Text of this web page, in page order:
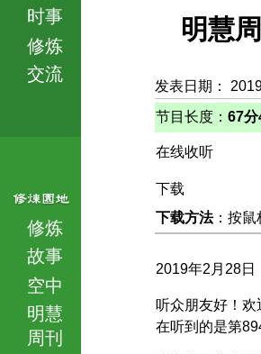
时事
修炼
交流
修炼
故事
空中
明慧
周刊
明慧
发表日期：
节目长度： 67分
在线收听
下载
下载方法：按鼠
2019年2月28日
听众朋友好！
在听到的是第